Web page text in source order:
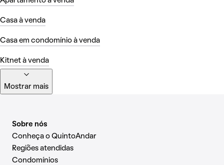
Casa à venda
Casa em condomínio à venda
Kitnet à venda
Mostrar mais
Sobre nós
Conheça o QuintoAndar
Regiões atendidas
Condomínios